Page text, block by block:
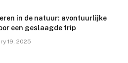
in de natuur: avontuurlijke
een geslaagde trip
19, 2025